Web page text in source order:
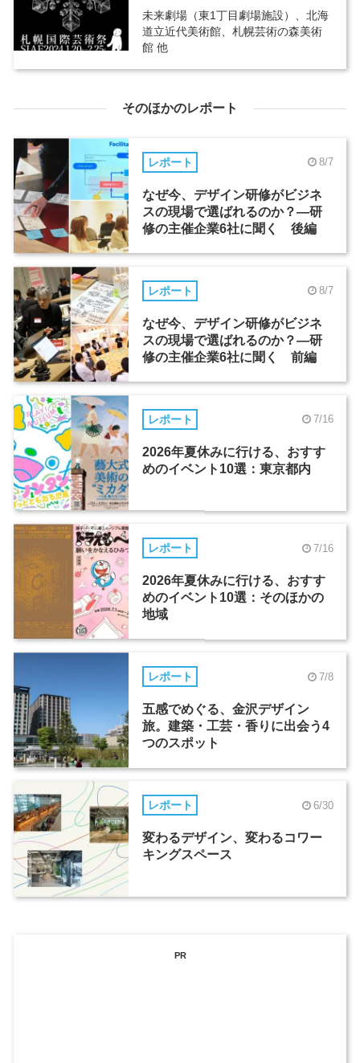
未来劇場（東1丁目劇場施設）、北海
道立近代美術館、札幌芸術の森美術
館 他
そのほかのレポート
レポート 8/7
なぜ今、デザイン研修がビジネ
スの現場で選ばれるのか？―研
修の主催企業6社に聞く 後編
レポート 8/7
なぜ今、デザイン研修がビジネ
スの現場で選ばれるのか？―研
修の主催企業6社に聞く 前編
レポート 7/16
2026年夏休みに行ける、おすす
めのイベント10選：東京都内
レポート 7/16
2026年夏休みに行ける、おすす
めのイベント10選：そのほかの
地域
レポート 7/8
五感でめぐる、金沢デザイン
旅。建築・工芸・香りに出会う4
つのスポット
レポート 6/30
変わるデザイン、変わるコワー
キングスペース
PR